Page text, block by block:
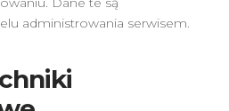
administrowania serwisem.